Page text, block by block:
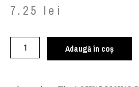
7.25 lei
Adaugă în coș